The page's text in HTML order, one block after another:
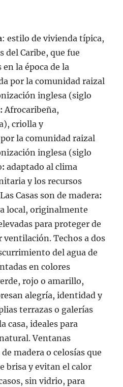
: estilo de vivienda típica,
del Caribe, que fue
la época de la
por la comunidad raizal
inglesa (siglo
: Afrocaribeña,
criolla y
la comunidad raizal
inglesa (siglo
: adaptado al clima
y los recursos
Casas son de madera:
local, originalmente
para proteger de
Techos a dos
del agua de
en colores
rojo o amarillo,
alegría, identidad y
terrazas o galerías
casa, ideales para
Ventanas
madera o celosías que
brisa y evitan el calor
sin vidrio, para